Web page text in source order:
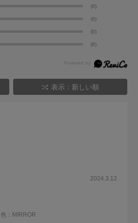
(0)
(0)
(0)
(0)
表示：新しい順
2024.3.12
色：MIRROR